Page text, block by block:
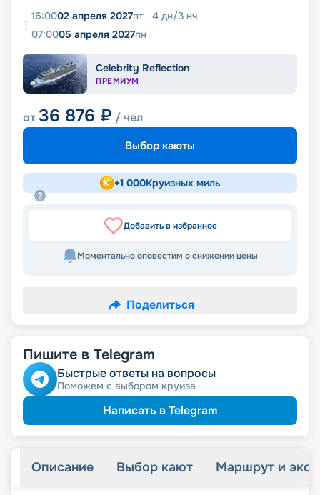
16:0002 апреля 2027пт 4 дн/3 нч
07:0005 апреля 2027пн
Celebrity Reflection
ПРЕМИУМ
от36 876 ₽ / чел
Выбор каюты
+1 000Круизных миль
Добавить в избранное
Моментально оповестим о снижении цены
Поделиться
Пишите в Telegram
Быстрые ответы на вопросы
Поможем с выбором круиза
Написать в Telegram
Описание Выбор кают Маршрут и